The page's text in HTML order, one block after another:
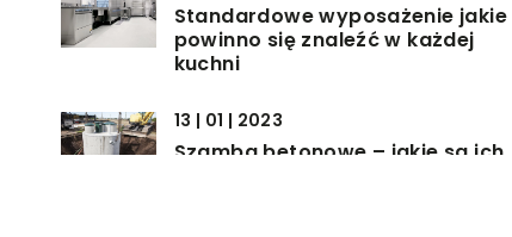
Standardowe wyposażenie jakie
powinno się znaleźć w każdej
kuchni
13 | 01 | 2023
Szamba betonowe – jakie są ich